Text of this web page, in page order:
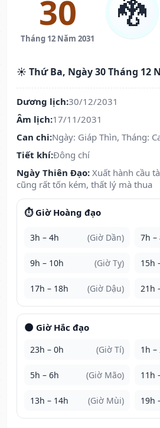
30
Tháng 12 Năm 2031
🐉
☀️ Thứ Ba, Ngày 30 Tháng 12
Dương lịch:30/12/2031
Âm lịch:17/11/2031
Can chi:Ngày: Giáp Thìn, Tháng:
Tiết khí:Đông chí
Ngày Thiên Đạo: Xuất hành cầu
cũng rất tốn kém, thất lý mà thua
⏱️ Giờ Hoàng đạo
3h – 4h (Giờ Dần) 7h –
9h – 10h (Giờ Tỵ) 15h
17h – 18h (Giờ Dậu) 21h
🌑 Giờ Hắc đạo
23h – 0h (Giờ Tí) 1h –
5h – 6h (Giờ Mão) 11h
13h – 14h (Giờ Mùi) 19h